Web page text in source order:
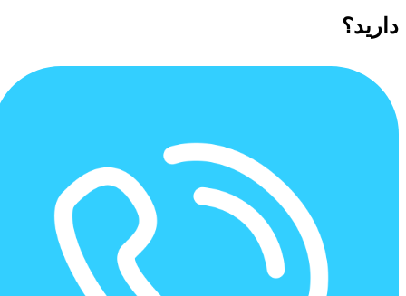
دارید؟